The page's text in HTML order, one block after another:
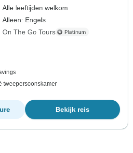
Alle leeftijden welkom
Alleen: Engels
On The Go Tours
tweepersoonskamer
Bekijk reis